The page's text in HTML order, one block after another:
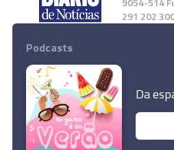
291 202
Instale a
© 2026 Empresa Diário
Podcasts
Da